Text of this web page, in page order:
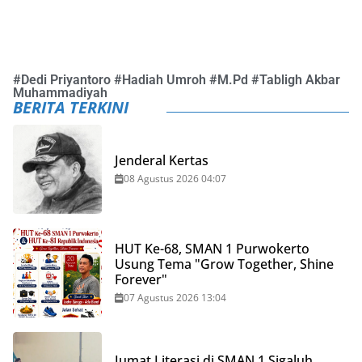
#Dedi Priyantoro #Hadiah Umroh #M.Pd #Tabligh Akbar
Muhammadiyah
BERITA TERKINI
Jenderal Kertas
08 Agustus 2026 04:07
HUT Ke-68, SMAN 1 Purwokerto
Usung Tema "Grow Together, Shine
Forever"
07 Agustus 2026 13:04